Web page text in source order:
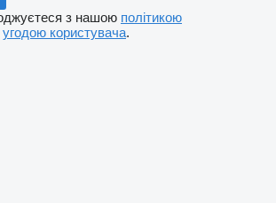
з нашою політикою
угодою користувача.